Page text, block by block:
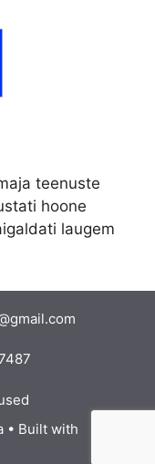
teenuste
hoone
laugem
• Built with